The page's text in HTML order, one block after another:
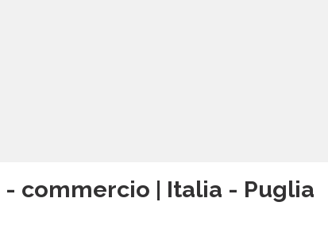
commercio | Italia - Puglia